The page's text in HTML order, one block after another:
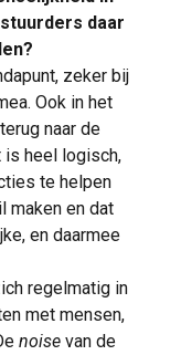
daar
zeker bij
Ook in het
naar de
is heel logisch,
te helpen
maken en dat
en daarmee
regelmatig in
met mensen,
noise van de